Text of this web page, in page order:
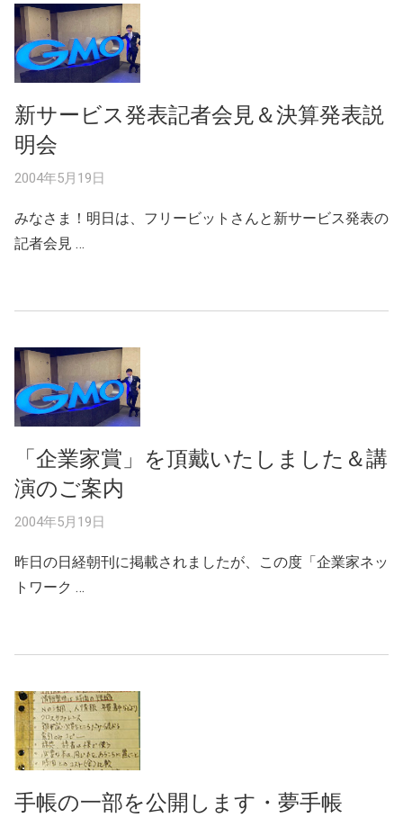
新サービス発表記者会見＆決算発表説
明会
2004年5月19日
みなさま！明日は、フリービットさんと新サービス発表の
記者会見 …
「企業家賞」を頂戴いたしました＆講
演のご案内
2004年5月19日
昨日の日経朝刊に掲載されましたが、この度「企業家ネッ
トワーク …
手帳の一部を公開します・夢手帳